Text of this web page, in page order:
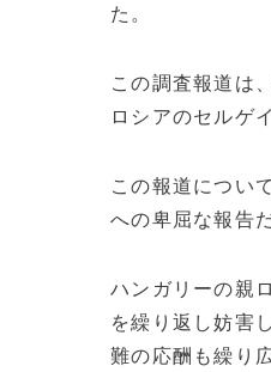
た。
この調査報道は
ロシアのセルゲ
この報道につい
への卑屈な報告
ハンガリーの親
を繰り返し妨害
難の応酬も繰り